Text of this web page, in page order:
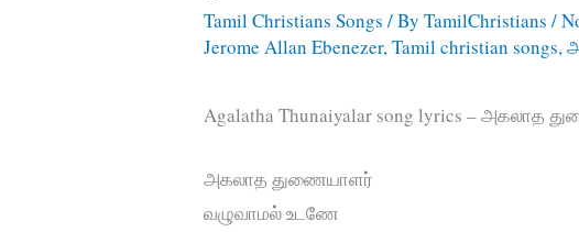
Tamil Christians Songs / ByTamilChristians/
Jerome Allan Ebenezer,Tamil christian songs,
Agalatha Thunaiyalar song lyrics – அகலாத
அகலாத துணையாளர்
வழுவாமல் உடணே